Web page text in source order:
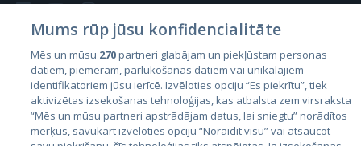
Valstis
Igaunija
Latvija
Mums rūp jūsu konfidencialitāte
Mēs un mūsu 270partneri glabājam un piekļūstam personas
datiem, piemēram, pārlūkošanas datiem vai unikālajiem
identifikatoriem jūsu ierīcē. Izvēloties opciju “Es piekrītu”, tiek
aktivizētas izsekošanas tehnoloģijas, kas atbalsta zem virsraksta
“Mēs un mūsu partneri apstrādājam datus, lai sniegtu” norādītos
mērķus, savukārt izvēloties opciju “Noraidīt visu” vai atsaucot